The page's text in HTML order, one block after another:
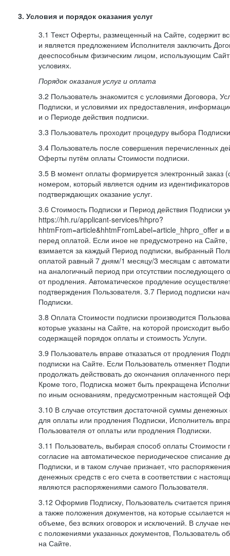
3. Условия и порядок оказания услуг
3.1 Текст Оферты, размещенный на Сайте, содержит
и является предложением Исполнителя заключить
дееспособным физическим лицом, использующим
условиях.
Порядок оказания услуг и оплата
3.2 Пользователь знакомится с условиями Договора,
Подписки, и условиями их предоставления,
и о Периоде действия подписки.
3.3 Пользователь проходит процедуру выбора
3.4 Пользователь после совершения перечисленных
Оферты путём оплаты Стоимости подписки.
3.5 В момент оплаты формируется электронный заказ
номером, который является одним из
подтверждающих оказание услуг.
3.6 Стоимость Подписки и Период действия Подписки
https://hh.ru/applicant-services/hhpro?
hhtmFrom=article&hhtmFromLabel=article_hhpro_offer и
перед оплатой. Если иное не предусмотрено на Сайте,
взимается за каждый Период подписки, выбранный
оплатой равный 7 дням/1 месяцу/3 месяцам с
на аналогичный период при отсутствии последующего
от продления. Автоматическое продление
подтверждения Пользователя. 3.7 Период подписки
Подписки.
3.8 Оплата Стоимости подписки производится
которые указаны на Сайте, на которой происходит
содержащей порядок оплаты и стоимость Услуги.
3.9 Пользователь вправе отказаться от продления
подписки на Сайте. Если Пользователь отменяет
продолжать действовать до окончания оплаченного
Кроме того, Подписка может быть прекращена
по иным основаниям, предусмотренным настоящей
3.10 В случае отсутствия достаточной суммы денежных
для оплаты или продления Подписки, Исполнитель
Пользователя от оплаты или продления Подписки.
3.11 Пользователь, выбирая способ оплаты Стоимости
согласие на автоматическое периодическое списание
Подписки, и в таком случае признает, что
денежных средств с его счета в соответствии с
являются распоряжениями самого Пользователя.
3.12 Оформив Подписку, Пользователь считается
а также положения документов, на которые
объеме, без всяких оговорок и исключений. В случае
с положениями указанных документов, Пользователь
на Сайте.